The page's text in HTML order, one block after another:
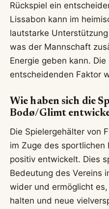
Rückspiel ein
Lissabon kann im
lautstarke
was der Mannschaft
Energie geben kann.
entscheidenden Faktor
Wie haben sich die
Bodø/Glimt
Die Spielergehälter von
im Zuge des sportlichen
positiv entwickelt. Dies
Bedeutung des Vereins
wider und ermöglicht
halten und neue